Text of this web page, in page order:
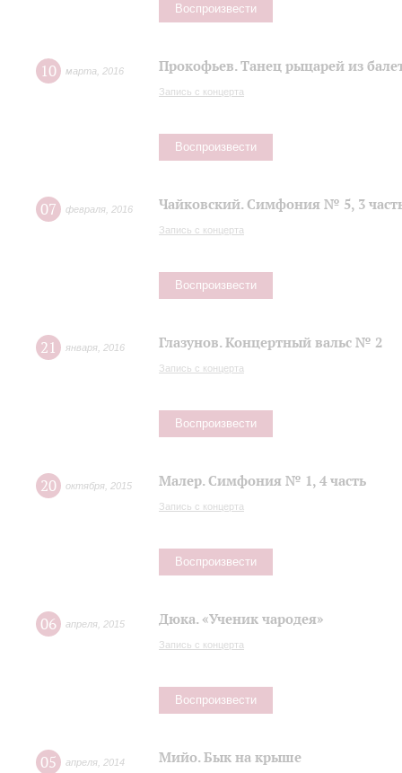
Воспроизвести
10 марта 2016 Прокофьев. Танец рыцарей из
Запись с концерта
Воспроизвести
07 февраля 2016 Чайковский. Симфония № 5, 3
Запись с концерта
Воспроизвести
21 января 2016 Глазунов. Концертный вальс № 2
Запись с концерта
Воспроизвести
20 октября 2015 Малер. Симфония № 1, 4 часть
Запись с концерта
Воспроизвести
06 апреля 2015 Дюка. «Ученик чародея»
Запись с концерта
Воспроизвести
05 апреля 2014 Мийо. Бык на крыше